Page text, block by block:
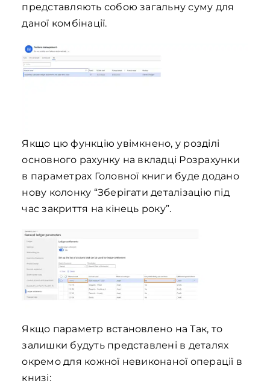
представляють собою загальну суму для
даної комбінації.
Якщо цю функцію увімкнено, у розділі
основного рахунку на вкладці Розрахунки
в параметрах Головної книги буде додано
нову колонку “Зберігати деталізацію під
час закриття на кінець року”.
Якщо параметр встановлено на Так, то
залишки будуть представлені в деталях
окремо для кожної невиконаної операції в
книзі: